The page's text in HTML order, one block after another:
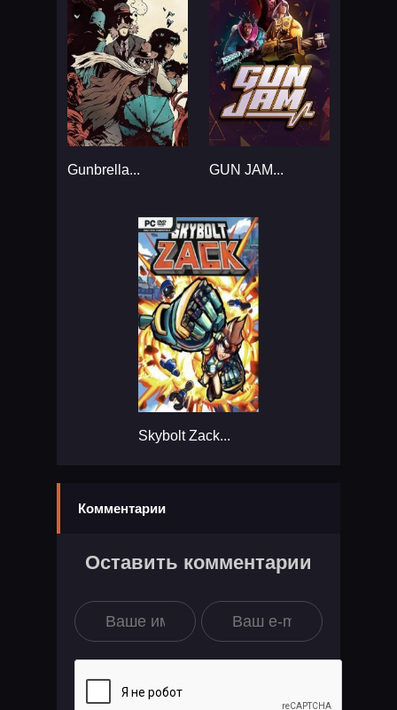
Gunbrella... GUN JAM...
Skybolt Zack...
Комментарии
Оставить комментарии